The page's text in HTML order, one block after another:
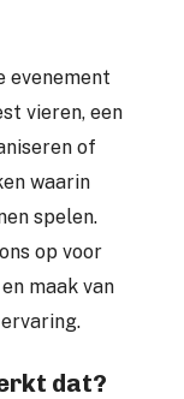
evenement
vieren, een
of
waarin
spelen.
op voor
maak van
dat?